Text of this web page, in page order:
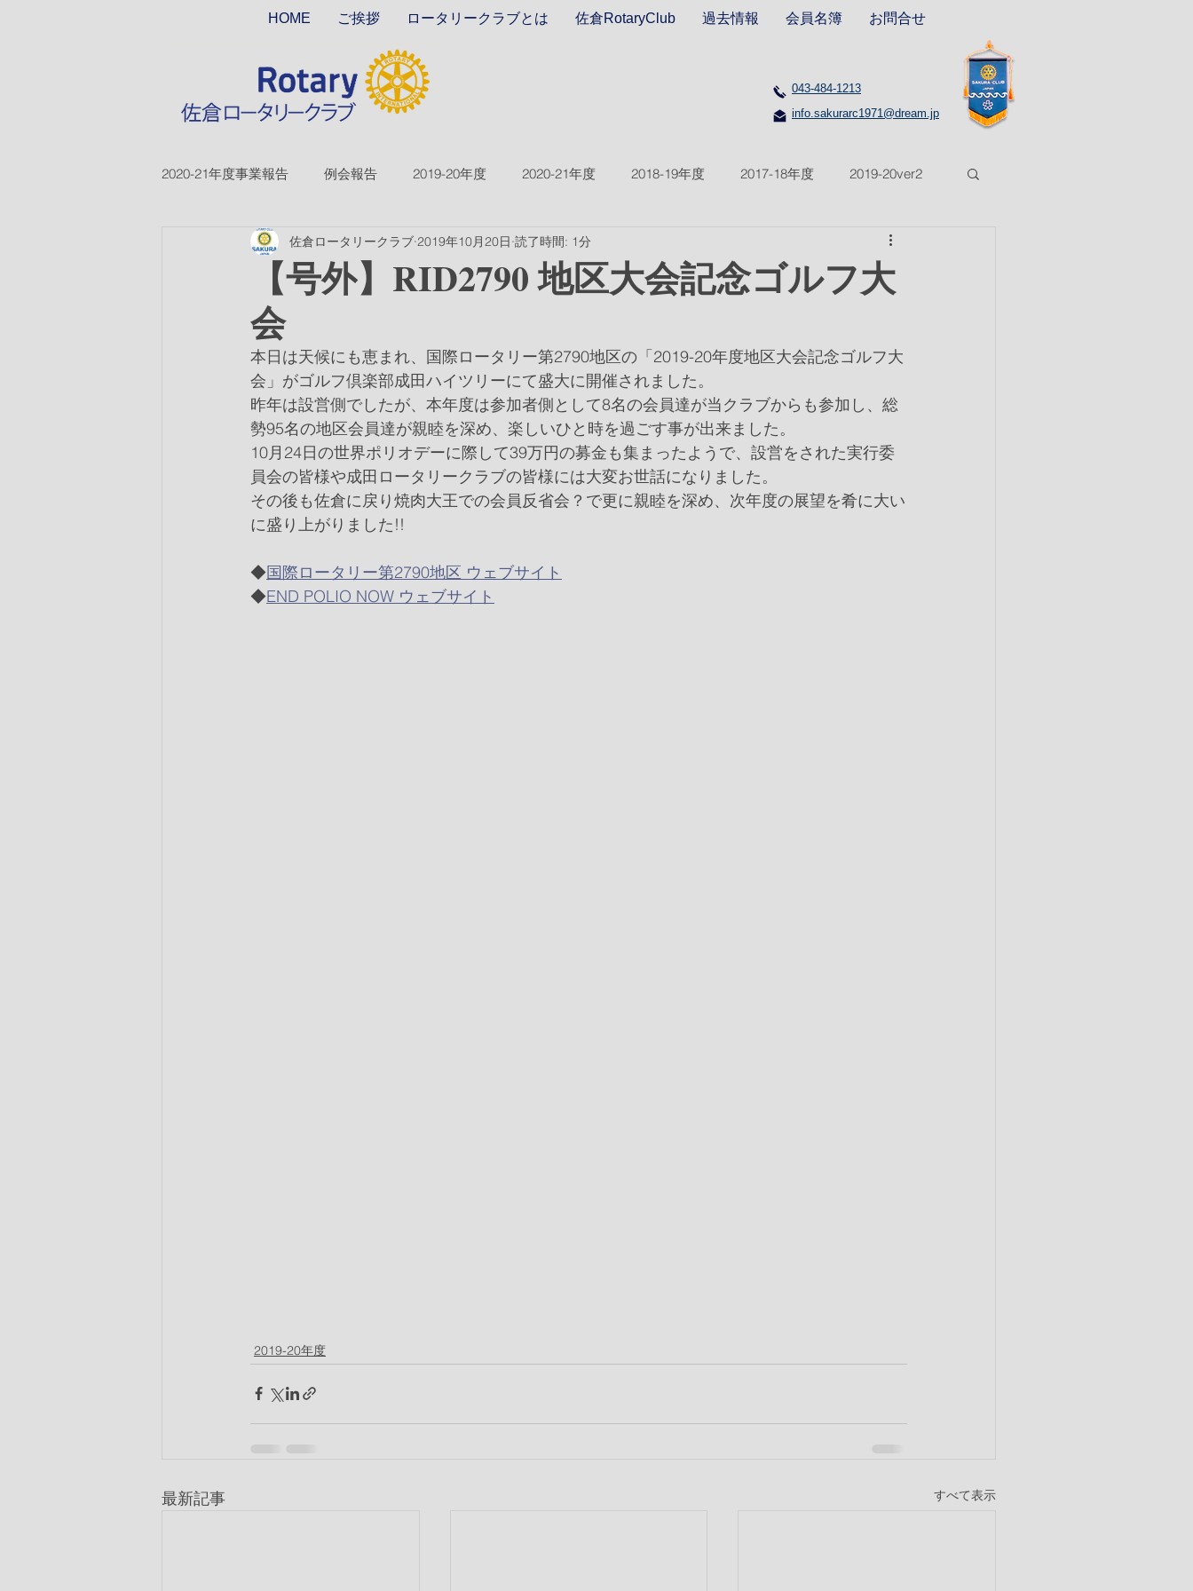
HOME ご挨拶 ロータリークラブとは 佐倉RotaryClub 過去情報 会員名簿 お問合せ
043-484-1213
info.sakurarc1971@dream.jp
2020-21年度事業報告 例会報告 2019-20年度 2020-21年度 2018-19年度 2017-18年度 2019-20ver2
2018-19ver2 2017-18ver2 2021-22年度 2022-23年度 2025-26年度
2026-27年度
【号外】RID2790 地区大会記念ゴルフ大
会
佐倉ロータリークラブ 2019年10月20日 読了時間: 1分
本日は天候にも恵まれ、国際ロータリー第2790地区の「2019-20年度地区大会記念ゴルフ大
会」がゴルフ倶楽部成田ハイツリーにて盛大に開催されました。
昨年は設営側でしたが、本年度は参加者側として8名の会員達が当クラブからも参加し、総
勢95名の地区会員達が親睦を深め、楽しいひと時を過ごす事が出来ました。
10月24日の世界ポリオデーに際して39万円の募金も集まったようで、設営をされた実行委
員会の皆様や成田ロータリークラブの皆様には大変お世話になりました。
その後も佐倉に戻り焼肉大王での会員反省会？で更に親睦を深め、次年度の展望を肴に大い
に盛り上がりました!!
◆国際ロータリー第2790地区 ウェブサイト
◆END POLIO NOW ウェブサイト
2019-20年度
最新記事 すべて表示